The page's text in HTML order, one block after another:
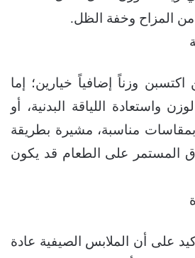
المزاح وخفة الظل.
وزناً إضافياً خيارين؛ إما
واستعادة اللياقة البدنية، أو
مناسبة، مشيرة بطريقة
المستمر على الطعام قد يكون
على أن الملابس الصيفية عادة